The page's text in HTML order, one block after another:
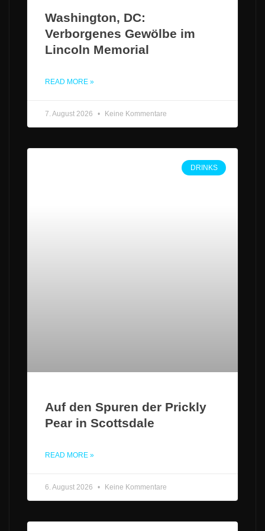
Washington, DC:
Verborgenes Gewölbe im
Lincoln Memorial
READ MORE »
7. August 2026 Keine Kommentare
DRINKS
Auf den Spuren der Prickly
Pear in Scottsdale
READ MORE »
6. August 2026 Keine Kommentare